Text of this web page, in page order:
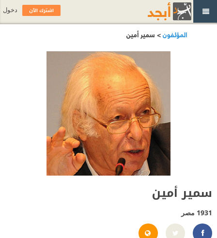
المؤلفون> سمير أمين
سمير أمين
1931 مصر
https://www.facebook.com/DrSamirAmin
اشترك الآن دخول